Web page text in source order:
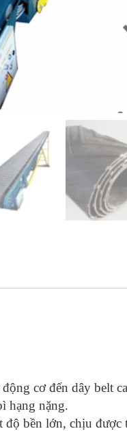
cơ đến dây belt
hạng nặng.
bền lớn, chịu